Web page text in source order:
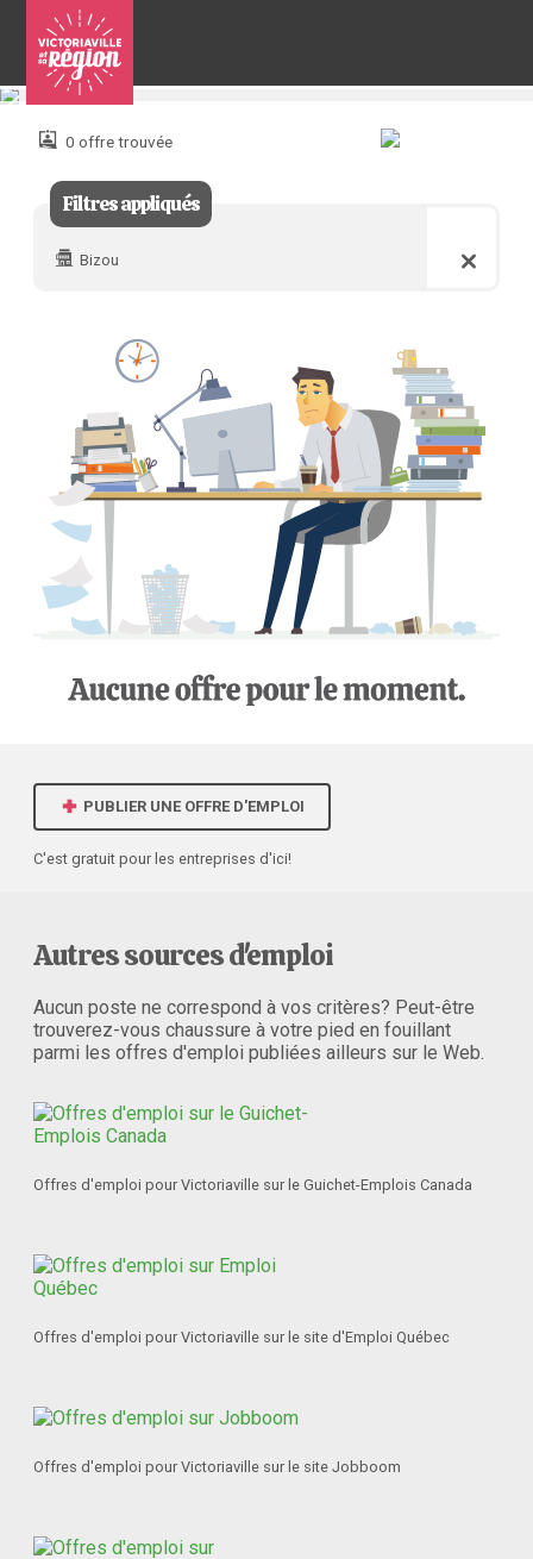
Pour
joindre 0 offre trouvée
Filtres appliqués
Bizou
PUBLIER UNE OFFRE D'EMPLOI
C'est gratuit pour les entreprises d'ici!
Autres sources d'emploi
Aucun poste ne correspond à vos critères? Peut-être
trouverez-vous chaussure à votre pied en fouillant
parmi les offres d'emploi publiées ailleurs sur le Web.
Offres d'emploi pour Victoriaville sur le Guichet-Emplois Canada
Offres d'emploi pour Victoriaville sur le site d'Emploi Québec
Offres d'emploi pour Victoriaville sur le site Jobboom